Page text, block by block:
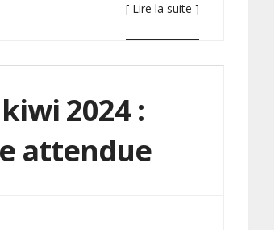
[ Lire la suite ]
2024 :
attendue